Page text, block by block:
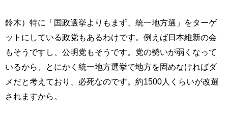
鈴木）特に「国政選挙よりもまず、統一地方選」をターゲ
ットにしている政党もあるわけです。例えば日本維新の会
もそうですし、公明党もそうです。党の勢いが弱くなって
いるから、とにかく統一地方選挙で地方を固めなければダ
メだと考えており、必死なのです。約1500人くらいが改選
されますから。